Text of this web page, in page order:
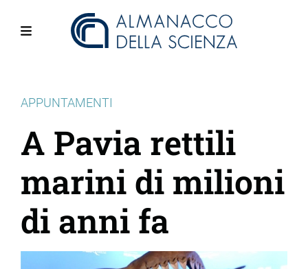
APPUNTAMENTI
A Pavia rettili
marini di milioni
di anni fa